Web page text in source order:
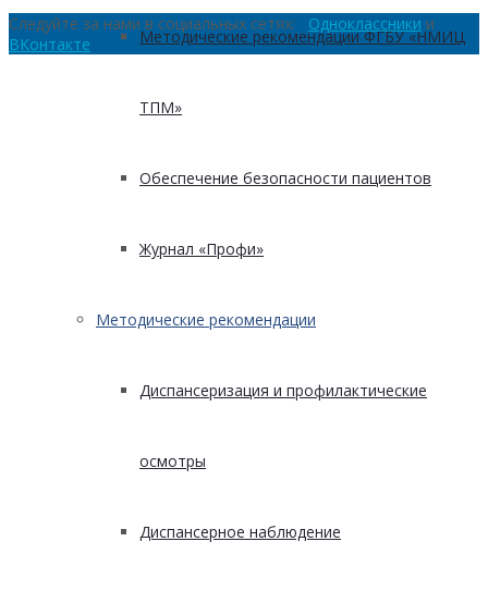
Методические рекомендации ФГБУ «НМИЦ
ТПМ»
Обеспечение безопасности пациентов
Журнал «Профи»
Методические рекомендации
Диспансеризация и профилактические
осмотры
Диспансерное наблюдение
Следуйте за нами в социальных сетях: Одноклассники и
ВКонтакте